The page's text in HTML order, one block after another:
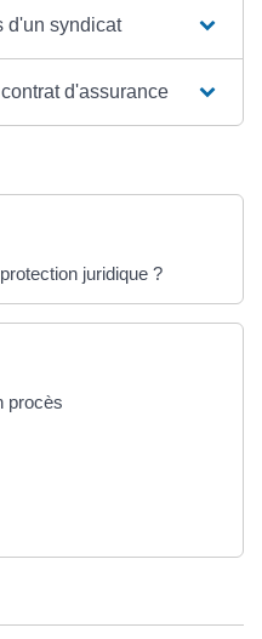
d'un syndicat
d'assurance
juridique ?
procès